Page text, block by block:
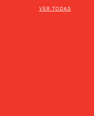
VER TODAS